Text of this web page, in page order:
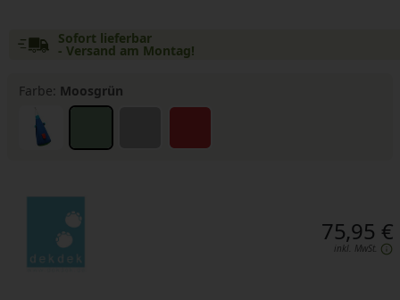
Sofort lieferbar
- Versand am Montag!
Farbe: Moosgrün
75,95 €
inkl. MwSt.